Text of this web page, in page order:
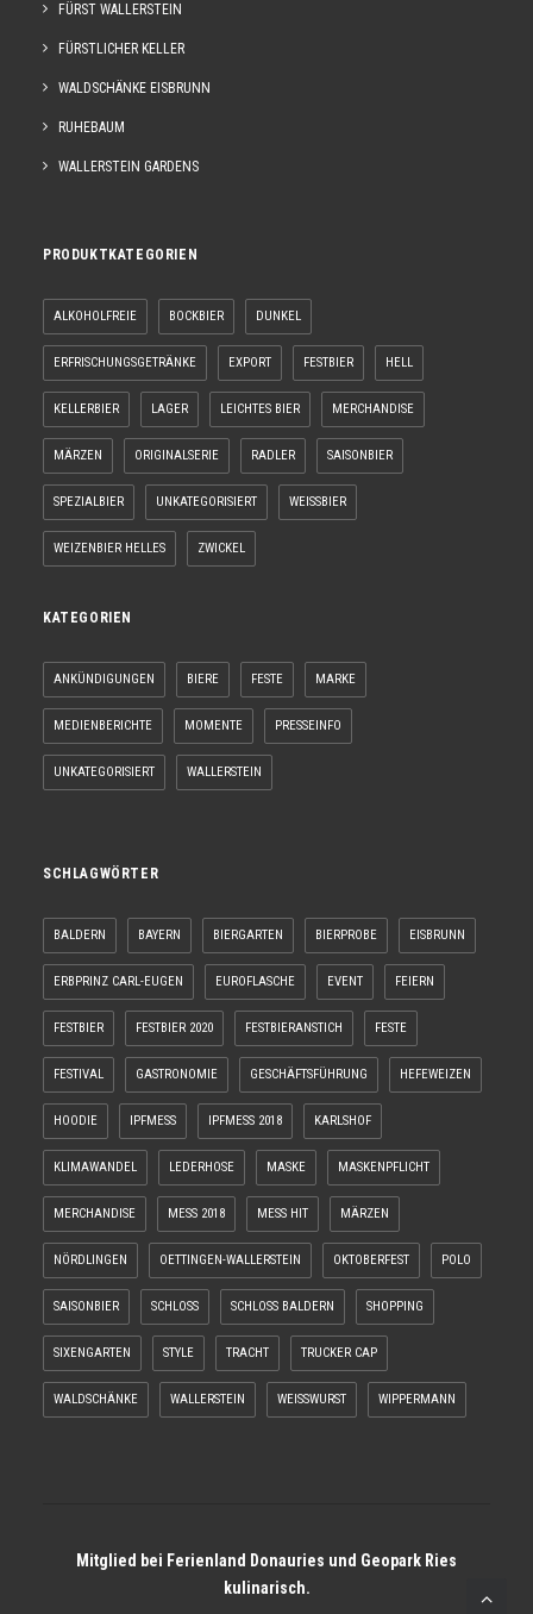
FÜRST WALLERSTEIN
FÜRSTLICHER KELLER
WALDSCHÄNKE EISBRUNN
RUHEBAUM
WALLERSTEIN GARDENS
PRODUKTKATEGORIEN
ALKOHOLFREIE BOCKBIER DUNKEL
ERFRISCHUNGSGETRÄNKE EXPORT FESTBIER HELL
KELLERBIER LAGER LEICHTES BIER MERCHANDISE
MÄRZEN ORIGINALSERIE RADLER SAISONBIER
SPEZIALBIER UNKATEGORISIERT WEISSBIER
WEIZENBIER HELLES ZWICKEL
KATEGORIEN
ANKÜNDIGUNGEN BIERE FESTE MARKE
MEDIENBERICHTE MOMENTE PRESSEINFO
UNKATEGORISIERT WALLERSTEIN
SCHLAGWÖRTER
BALDERN BAYERN BIERGARTEN BIERPROBE EISBRUNN
ERBPRINZ CARL-EUGEN EUROFLASCHE EVENT FEIERN
FESTBIER FESTBIER 2020 FESTBIERANSTICH FESTE
FESTIVAL GASTRONOMIE GESCHÄFTSFÜHRUNG HEFEWEIZEN
HOODIE IPFMESS IPFMESS 2018 KARLSHOF
KLIMAWANDEL LEDERHOSE MASKE MASKENPFLICHT
MERCHANDISE MESS 2018 MESS HIT MÄRZEN
NÖRDLINGEN OETTINGEN-WALLERSTEIN OKTOBERFEST POLO
SAISONBIER SCHLOSS SCHLOSS BALDERN SHOPPING
SIXENGARTEN STYLE TRACHT TRUCKER CAP
WALDSCHÄNKE WALLERSTEIN WEISSWURST WIPPERMANN
Mitglied bei Ferienland Donauries und Geopark Ries
kulinarisch.